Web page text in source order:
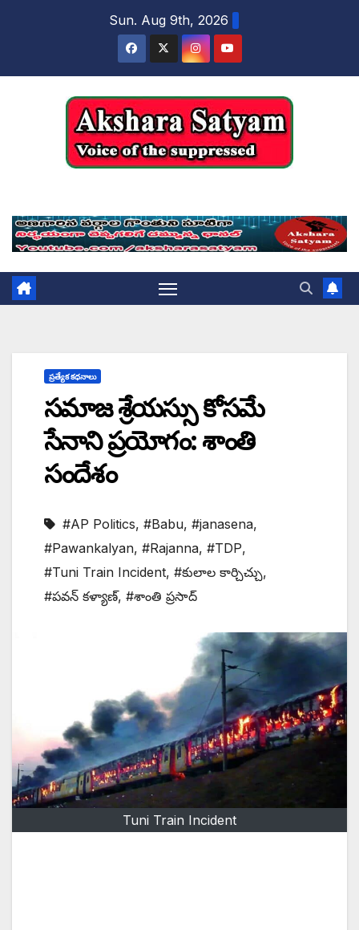
Sun. Aug 9th, 2026
ప్రత్యేక కధనాలు
సమాజ శ్రేయస్సు కోసమే
సేనాని ప్రయోగం: శాంతి
సందేశం
#AP Politics, #Babu, #janasena,
#Pawankalyan, #Rajanna, #TDP,
#Tuni Train Incident, #కులాల కార్చిచ్చు,
#పవన్ కళ్యాణ్, #శాంతి ప్రసాద్
Tuni Train Incident